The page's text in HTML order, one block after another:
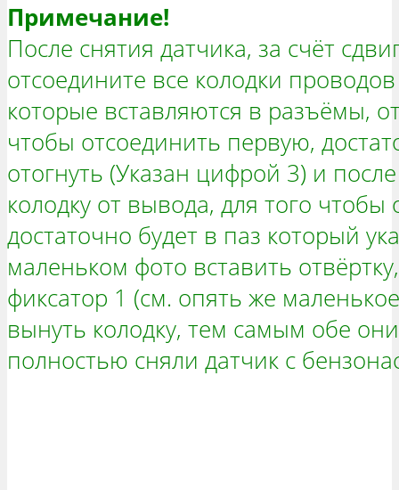
Примечание!
После снятия датчика, за счёт
отсоедините все колодки
которые вставляются в разъёмы,
чтобы отсоединить первую,
отогнуть (Указан цифрой 3) и
колодку от вывода, для того
достаточно будет в паз который
маленьком фото вставить
фиксатор 1 (см. опять же
вынуть колодку, тем самым обе
полностью сняли датчик с